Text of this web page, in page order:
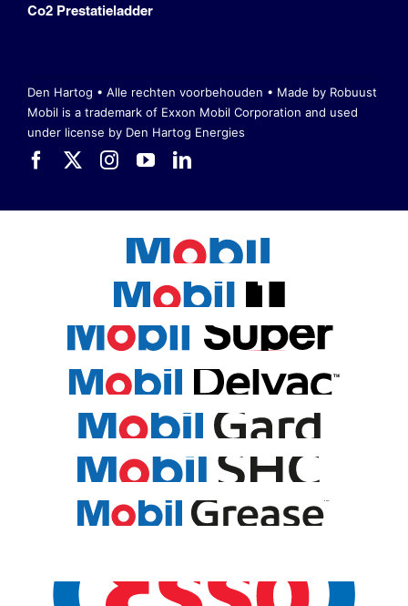
Co2 Prestatieladder
Den Hartog • Alle rechten voorbehouden • Made by Robuust
Mobil is a trademark of Exxon Mobil Corporation and used
under license by Den Hartog Energies